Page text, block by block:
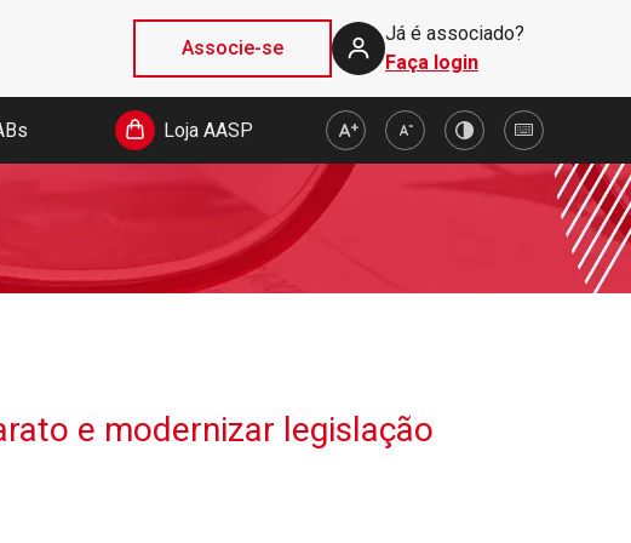
Associe-se
Já é associado?
Faça login
Loja AASP
e modernizar legislação